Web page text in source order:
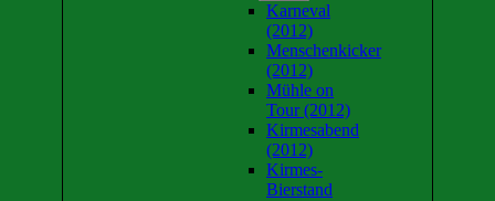
Karneval
(2012)
Menschenkicker
(2012)
Mühle on
Tour (2012)
Kirmesabend
(2012)
Kirmes-
Bierstand